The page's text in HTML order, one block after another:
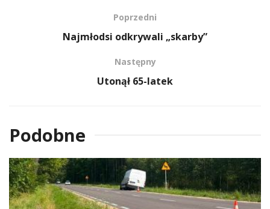
Poprzedni
Najmłodsi odkrywali „skarby”
Następny
Utonął 65-latek
Podobne